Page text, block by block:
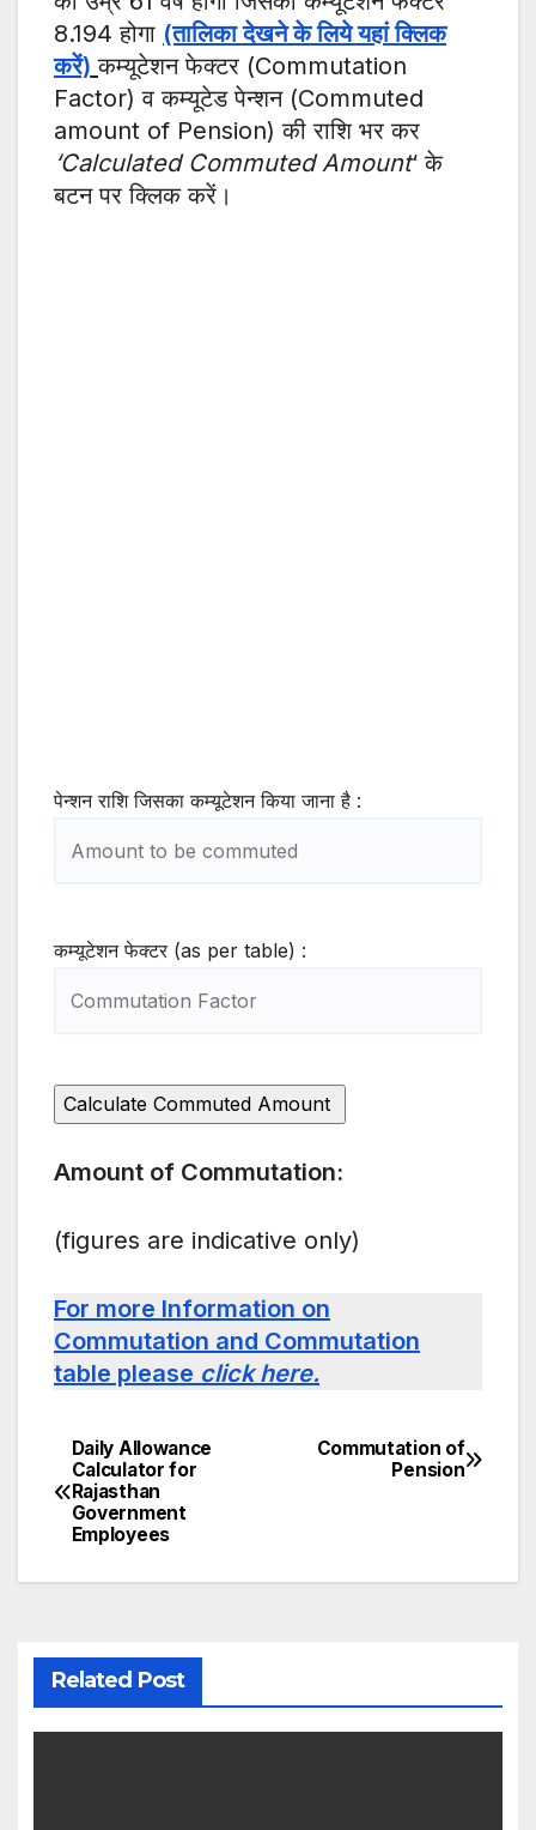
8.194 होगा (तालिका देखने के लिये यहां क्लिक
करें) कम्यूटेशन फेक्टर (Commutation
Factor) व कम्यूटेड पेन्शन (Commuted
amount of Pension) की राशि भर कर
‘Calculated Commuted Amount‘ के
बटन पर क्लिक करें।
पेन्शन राशि जिसका कम्यूटेशन किया जाना है :
कम्यूटेशन फेक्टर (as per table) :
Amount of Commutation:
(figures are indicative only)
For more Information on
Commutation and Commutation
table please click here.
Post
navigation
Commutation of
Pension
Daily Allowance
Calculator for
Rajasthan
Government
Employees
Related Post